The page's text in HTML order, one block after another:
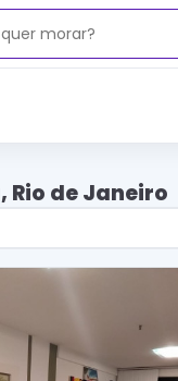
Rio de Janeiro